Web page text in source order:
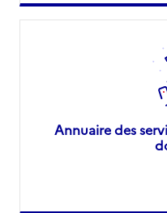
Annuaire des